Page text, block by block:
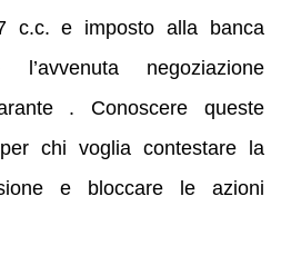
c.c. e imposto alla banca
negoziazione
. Conoscere queste
chi voglia contestare la
e bloccare le azioni